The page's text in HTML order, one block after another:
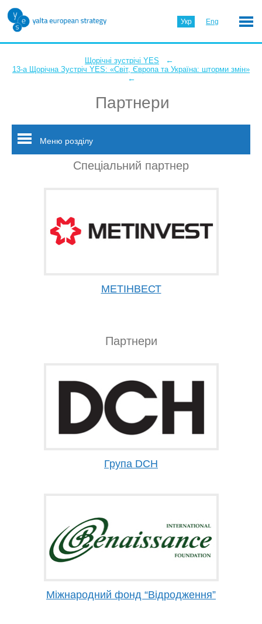
Укр Eng
Щорічні зустрічі YES ←
13-а Щорічна Зустріч YES: «Світ, Європа та Україна: шторми змін»
←
Партнери
Меню розділу
Спеціальний партнер
МЕТІНВЕСТ
Партнери
Група DCH
Міжнародний фонд “Відродження”